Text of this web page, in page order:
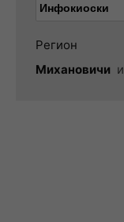
Регион
Михановичи